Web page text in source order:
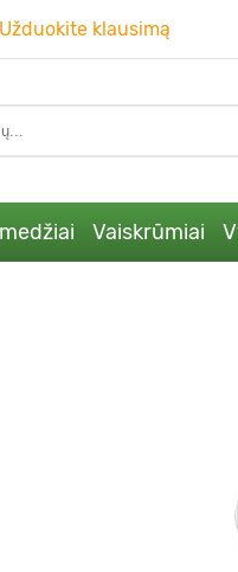
Užduokite klausimą
Vaiskrūmiai